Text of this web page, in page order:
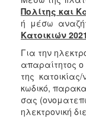
Πολίτης και
ή μέσω
Κατοικιών
Για την
απαραίτητος
της
κωδικό,
σας
ηλεκτρονική